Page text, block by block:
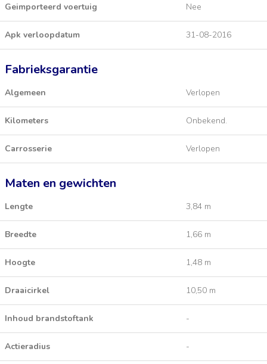
Geimporteerd voertuig Nee
Apk verloopdatum 31-08-2016
Fabrieksgarantie
Algemeen Verlopen
Kilometers Onbekend.
Carrosserie Verlopen
Maten en gewichten
Lengte 3,84 m
Breedte 1,66 m
Hoogte 1,48 m
Draaicirkel 10,50 m
Inhoud brandstoftank -
Actieradius -